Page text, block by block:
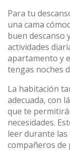
Para tu
una cama
buen descanso
actividades
apartamento y
tengas noches
La habitación
adecuada, con
que te
necesidades.
leer durante
compañeros de